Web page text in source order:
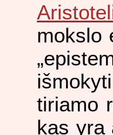
mokslo
tiriamo
kas yra